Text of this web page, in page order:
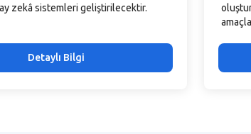
zekâ sistemleri geliştirilecektir.
Detaylı Bilgi